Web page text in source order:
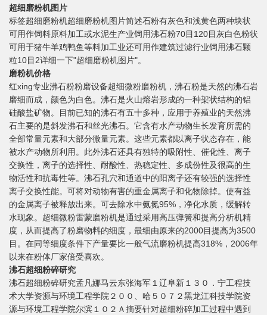
超细磨粉机图片
标签超细磨粉机超细磨粉机图片简述石粉有灰色和浅黄色两种块状
可用作饲料原料加工或水泥生产业饲用沸石粉70目120目灰白色粉状
可用于猪牛羊鸡鸭鱼等料加工业还可用作建筑过滤行业饲用沸石颗
粒10目2详细一下"超细磨粉机图片"。
磨粉机价格
红xing专业沸石粉粉磨设备超细微粉磨粉机，沸石粉是天然的沸石岩
磨细而成，颜色为白色。沸石是火山熔岩形成的一种架状结构的铝
硅酸盐矿物。目前已知的沸石有五十多种，应用于养殖业的天然沸
石主要的是斜发沸石和丝光沸石。它含有水产动物生长发育所需的
全部常量元素和大部分微量元素。这些元素都以离子状态存在，能
被水产动物所利用。此外沸石还具有独特的吸附性、催化性、离子
交换性，离子的选择性、耐酸性、热稳定性、多成份性及很高的生
物活性和抗毒性等。沸石孔穴和通道中的阳离子还有较强的选择性
离子交换性能。可将对动物有害的重金属离子和化物除掉。使有益
的金属离子被释放出来。可去除水中氨氮95%，净化水质，缓解转
水现象。超细微粉雷蒙磨粉机是通过采用高压弹簧和提高分析机精
度，从而提高了粉磨物料的细度，最细由原来的2000目提高为3500
目。在同等细度条件下产量要比一般气流磨粉机提高318%，2006年
以来在粉体厂家倍受喜欢。
沸石超细粉碎研究
沸石超细粉碎研究孟凡娜马云东张海军１辽阜新１３０．宁工程技
术大学资源与环境工程学院２００、哈５０７２黑龙江科技学院资
源与环境工程学院尔滨１０２Ａ摘要针对超细粉碎加工过程中遇到